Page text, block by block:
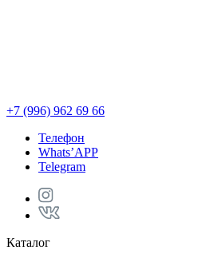
+7 (996) 962 69 66
Телефон
Whats’APP
Telegram
Каталог